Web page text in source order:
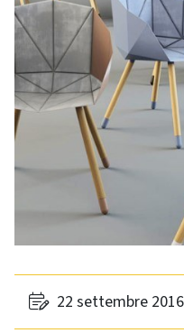
22 settembre 2016